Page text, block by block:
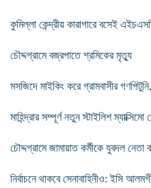
কুমিল্লা কেন্দ্রীয় কারাগারে বসেই
চৌদ্দগ্রামে বজ্রপাতে শ্রমিকের মৃত্যু
মসজিদে মাইকিং করে গ্রামবাসীর
মাহিন্দ্রার সম্পূর্ণ নতুন স্টাইলিশ
চৌদ্দগ্রামে জামায়াত কর্মীকে যুবদল নেতা
নির্বাচনে থাকবে সেনাবাহিনীও: ইসি